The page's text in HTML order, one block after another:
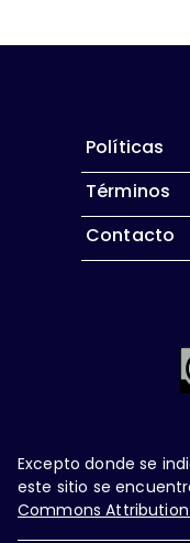
Políticas
Términos
Contacto
Excepto donde se
este sitio se
Commons